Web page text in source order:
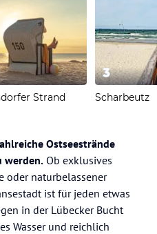
Strand
3
Scharbeutz
Ostseestrände
werden. Ob exklusives
oder naturbelassener
ist für jeden etwas
in der Lübecker Bucht
Wasser und reichlich